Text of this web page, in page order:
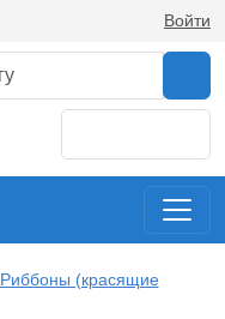
Войти
Риббоны (красящие